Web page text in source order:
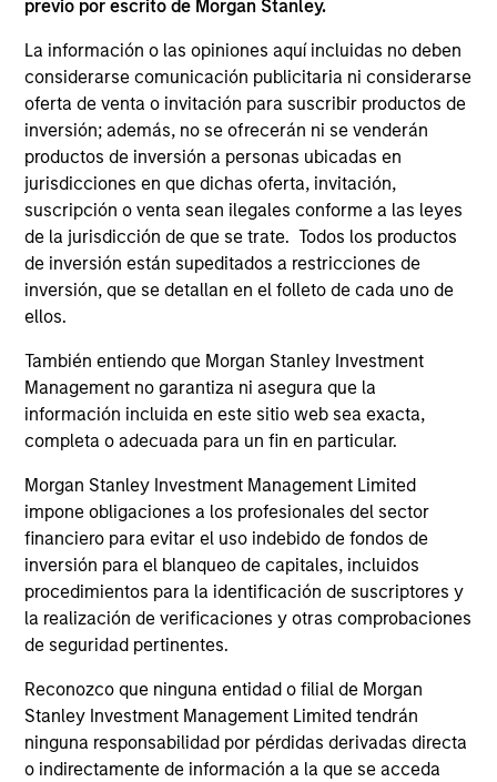
previo por escrito de Morgan Stanley.
La información o las opiniones aquí incluidas no deben
considerarse comunicación publicitaria ni considerarse
oferta de venta o invitación para suscribir productos de
inversión; además, no se ofrecerán ni se venderán
productos de inversión a personas ubicadas en
jurisdicciones en que dichas oferta, invitación,
suscripción o venta sean ilegales conforme a las leyes
de la jurisdicción de que se trate. Todos los productos
de inversión están supeditados a restricciones de
inversión, que se detallan en el folleto de cada uno de
ellos.
También entiendo que Morgan Stanley Investment
Management no garantiza ni asegura que la
información incluida en este sitio web sea exacta,
completa o adecuada para un fin en particular.
Morgan Stanley Investment Management Limited
impone obligaciones a los profesionales del sector
financiero para evitar el uso indebido de fondos de
inversión para el blanqueo de capitales, incluidos
procedimientos para la identificación de suscriptores y
la realización de verificaciones y otras comprobaciones
de seguridad pertinentes.
Reconozco que ninguna entidad o filial de Morgan
Stanley Investment Management Limited tendrán
ninguna responsabilidad por pérdidas derivadas directa
o indirectamente de información a la que se acceda
Global Fixed Income Opportunities Strategy
Invests in a diversified global portfolio
across the full spectrum of fixed income
with the goal of a high level of current
income.
Global Flexible Income Strategy
Invests using an unconstrained approach
across the fixed income spectrum with the
goal of constructing a portfolio less
sensitive to interest rates movements and
able to capture positive returns across
environments.
ARTÍCULOS RELACIONADOS